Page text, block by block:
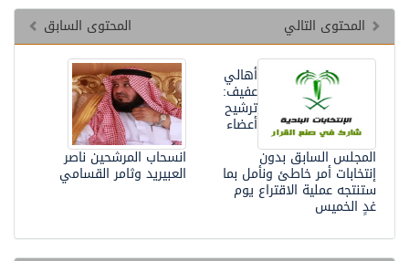
المحتوى السابق المحتوى التالي
انسحاب المرشحين ناصر
العبيريد وثامر القسامي
أهالي
عفيف:
ترشيح
أعضاء
المجلس السابق بدون
إنتخابات أمر خاطئ ونأمل بما
ستنتجه عملية الاقتراع يوم
غدٍ الخميس